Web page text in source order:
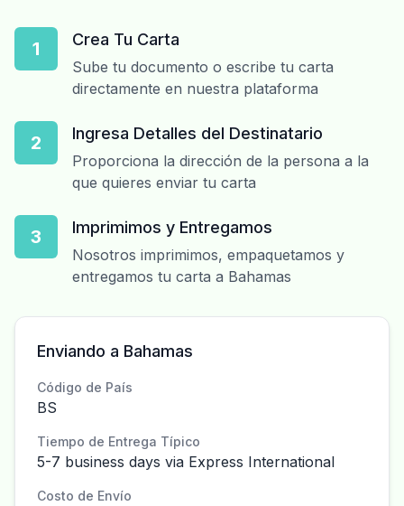
1 Crea Tu Carta
Sube tu documento o escribe tu carta
directamente en nuestra plataforma
2 Ingresa Detalles del Destinatario
Proporciona la dirección de la persona a la
que quieres enviar tu carta
3 Imprimimos y Entregamos
Nosotros imprimimos, empaquetamos y
entregamos tu carta a Bahamas
Enviando a Bahamas
Código de País
BS
Tiempo de Entrega Típico
5-7 business days via Express International
Costo de Envío